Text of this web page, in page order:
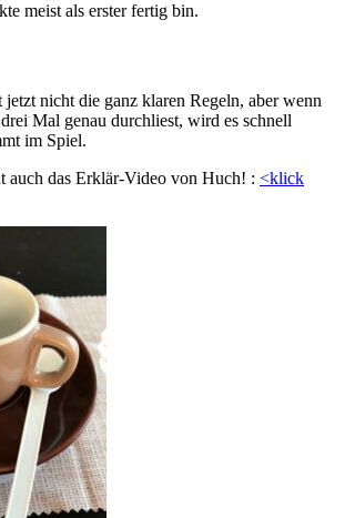
meist als erster fertig bin.
jetzt nicht die ganz klaren Regeln, aber wenn
Mal genau durchliest, wird es schnell
im Spiel.
auch das Erklär-Video von Huch! : <klick